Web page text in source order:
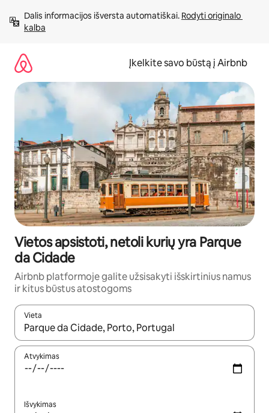
prie
turinio
Dalis informacijos išversta automatiškai. Rodyti originalo
kalba
Įkelkite savo būstą į Airbnb
Vietos apsistoti, netoli kurių yra Parque
da Cidade
Airbnb platformoje galite užsisakyti išskirtinius namus
ir kitus būstus atostogoms
Vieta
Kai pasirodys paieškos rezultatai, juos naršyti galite
Atvykimas
Išvykimas